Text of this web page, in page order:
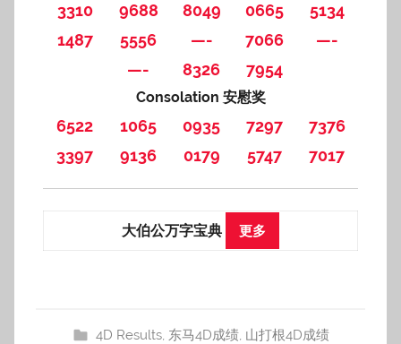
3310 9688 8049 0665
5134
1487
5556 —- 7066
—-
—-
8326 7954
Consolation 安慰奖
6522 1065 0935 7297
7376
3397
9136 0179 5747 7017
大伯公万字宝典 更多
4D Results, 东马4D成绩, 山打根4D成绩